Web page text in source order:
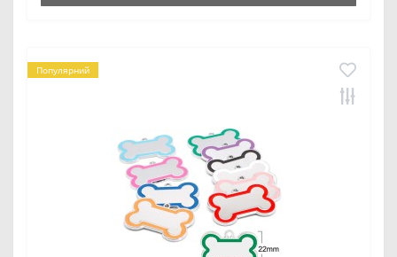
Популярний